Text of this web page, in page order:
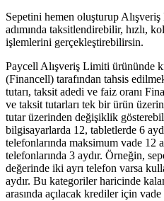
Sepetini hemen oluşturup
adımında taksitlendirebilir, hızlı,
işlemlerini gerçekleştirebilirsin.
Paycell Alışveriş Limiti ürününde
(Financell) tarafından tahsis
tutarı, taksit adedi ve faiz oranı
ve taksit tutarları tek bir ürün
tutar üzerinden değişiklik
bilgisayarlarda 12, tabletlerde 6
telefonlarında maksimum vade 12
telefonlarında 3 aydır. Örneğin,
değerinde iki ayrı telefon varsa
aydır. Bu kategoriler haricinde
arasında açılacak krediler için vade